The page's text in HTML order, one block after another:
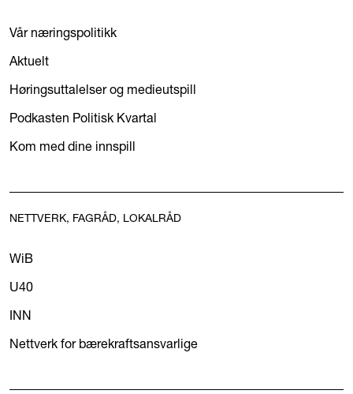
Vår næringspolitikk
Aktuelt
Høringsuttalelser og medieutspill
Podkasten Politisk Kvartal
Kom med dine innspill
NETTVERK, FAGRÅD, LOKALRÅD
WiB
U40
INN
Nettverk for bærekraftsansvarlige